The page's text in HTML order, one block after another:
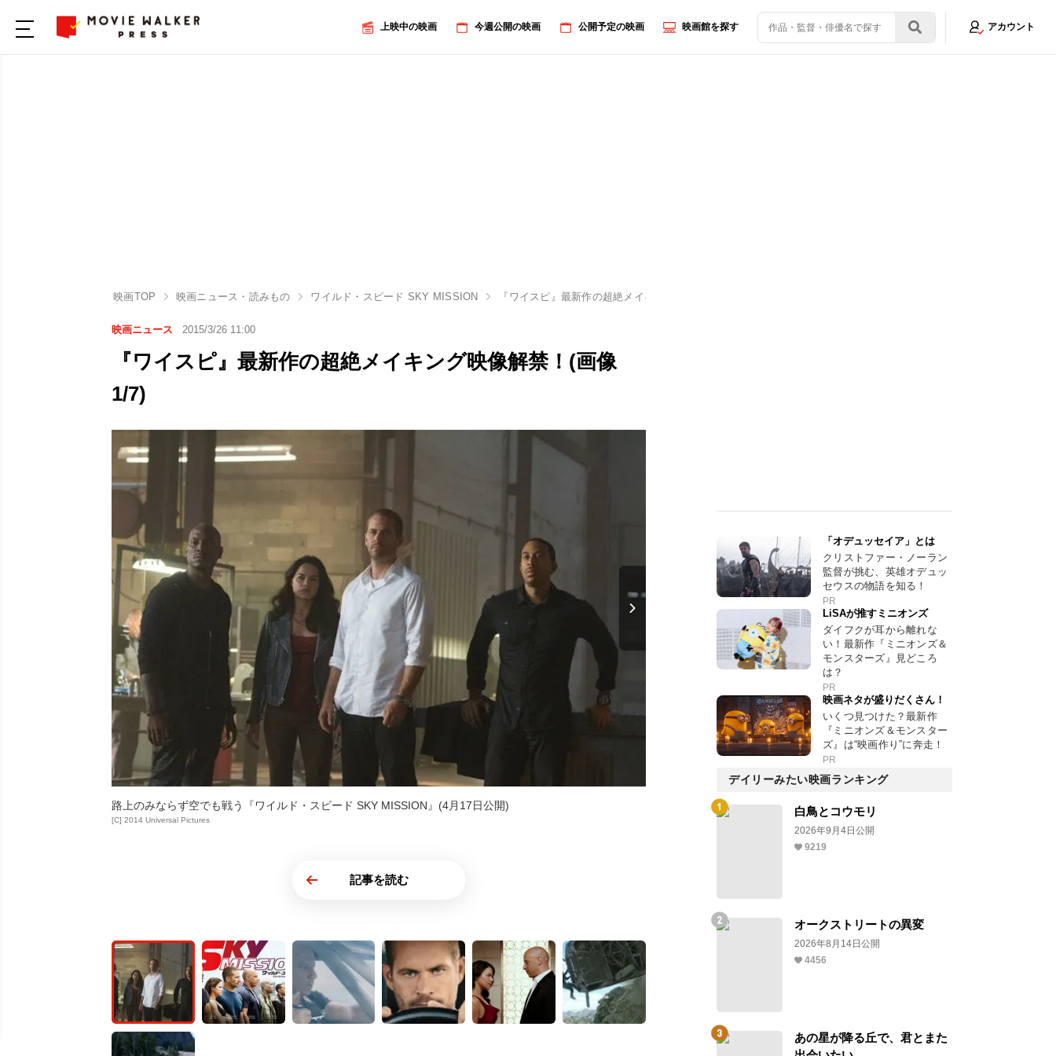
上映中の映画 今週公開の映画 公開予定の映画 映画館を探す アカウント
映画TOP 映画ニュース・読みもの ワイルド・スピード SKY MISSION 『ワイスピ』最新作の超絶メイキング映像解禁！
映画ニュース 2015/3/26 11:00
『ワイスピ』最新作の超絶メイキング映像解禁！(画像
1/7)
路上のみならず空でも戦う『ワイルド・スピード SKY MISSION』(4月17日公開)
[C] 2014 Universal Pictures
記事を読む
「オデュッセイア」とは
クリストファー・ノーラン
監督が挑む、英雄オデュッ
セウスの物語を知る！
PR
LiSAが推すミニオンズ
ダイフクが耳から離れな
い！最新作『ミニオンズ＆
モンスターズ』見どころ
は？
PR
映画ネタが盛りだくさん！
いくつ見つけた？最新作
『ミニオンズ＆モンスター
ズ』は“映画作り”に奔走！
PR
デイリーみたい映画ランキング
白鳥とコウモリ
2026年9月4日公開
9219
オークストリートの異変
2026年8月14日公開
4456
あの星が降る丘で、君とまた